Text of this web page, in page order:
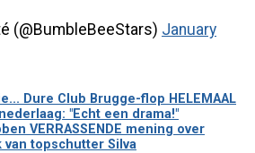
(@BumbleBeeStars) January
Dure Club Brugge-flop HELEMAAL
"Echt een drama!"
VERRASSENDE mening over
van topschutter Silva